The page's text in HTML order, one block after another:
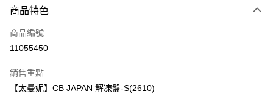
Apple Pay
街口支付
Google Pay
商品特色
商品編號
11055450
銷售重點
【太曼妮】CB JAPAN 解凍盤-S(2610)